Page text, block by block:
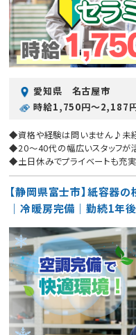
愛知県 名古屋市
時給1,750円〜2,187
◆資格や経験は問いません♪未
◆20〜40代の幅広いスタッフが
◆土日休みでプライベートも充
【静岡県富士市】紙容器
｜冷暖房完備｜勤続1年